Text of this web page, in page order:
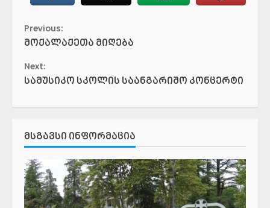
Continue
Previous:
მოქალაქეთა მიღება
Next:
სამუსიკო სკოლის საანგარიშო კონცერტი
ᲛᲡᲒᲐᲕᲡᲘ ᲘᲜᲤᲝᲠᲛᲐᲪᲘᲐ